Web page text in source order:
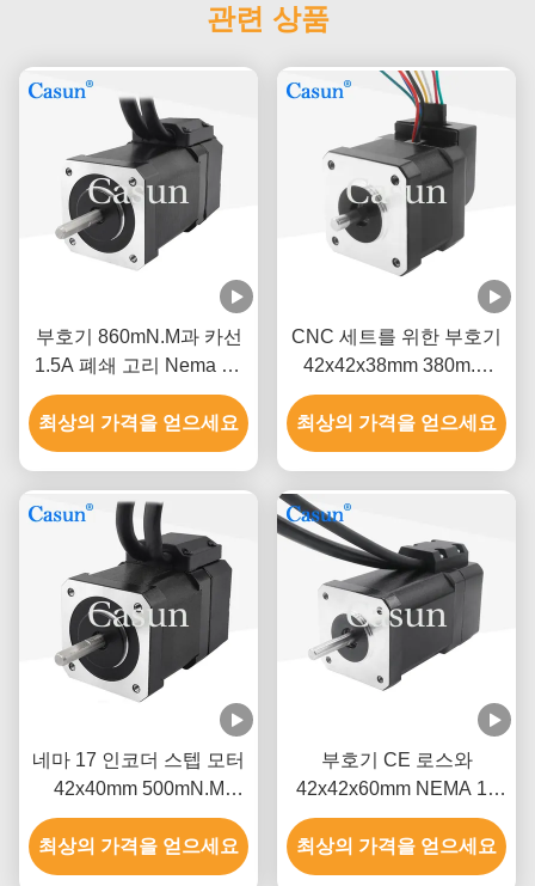
관련 상품
부호기 860mN.M과 카선
1.5A 폐쇄 고리 Nema 17
스텝 모터
최상의 가격을 얻으세요
CNC 세트를 위한 부호기
42x42x38mm 380m.N
1.5A와 NEMA 17 폐쇄 고
리 스텝 모터
최상의 가격을 얻으세요
네마 17 인코더 스텝 모터
42x40mm 500mN.M
200ppr 스텝 모터 3D 프린
터
최상의 가격을 얻으세요
부호기 CE 로스와
42x42x60mm NEMA 17
폐쇄 고리 스텝 모터
최상의 가격을 얻으세요